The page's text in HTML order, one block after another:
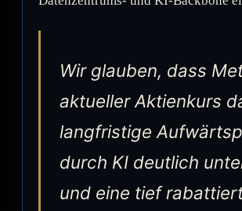
Wir glauben, dass
aktueller Aktienkurs
langfristige
durch KI deutlich
und eine tief